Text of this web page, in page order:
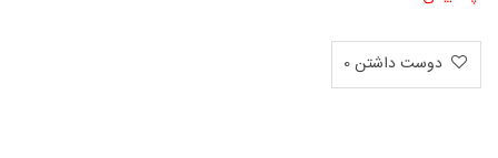
دوست داشتن0